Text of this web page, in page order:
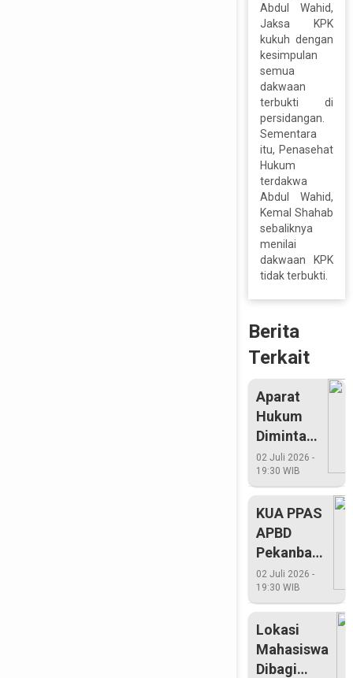
Abdul Wahid,
Jaksa KPK
kukuh dengan
kesimpulan
semua
dakwaan
terbukti di
persidangan.
Sementara
itu, Penasehat
Hukum
terdakwa
Abdul Wahid,
Kemal Shahab
sebaliknya
menilai
dakwaan KPK
tidak terbukti.
Berita
Terkait
Aparat
Hukum
Diminta
Bertindak
Tegas
02 Juli 2026 -
19:30 WIB
KUA PPAS
APBD
Pekanbaru
Masih
Dibahas
02 Juli 2026 -
19:30 WIB
Lokasi
Mahasiswa
Dibagi